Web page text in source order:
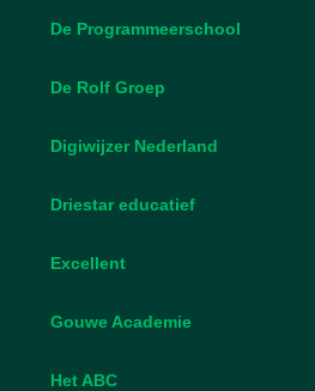
De Programmeerschool
De Rolf Groep
Digiwijzer Nederland
Driestar educatief
Excellent
Gouwe Academie
Het ABC